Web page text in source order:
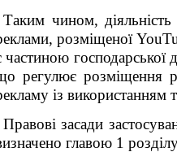
Таким чином,
розміщеної
частиною господарської
регулює розміщення
із використанням
Правові засади
главою 1